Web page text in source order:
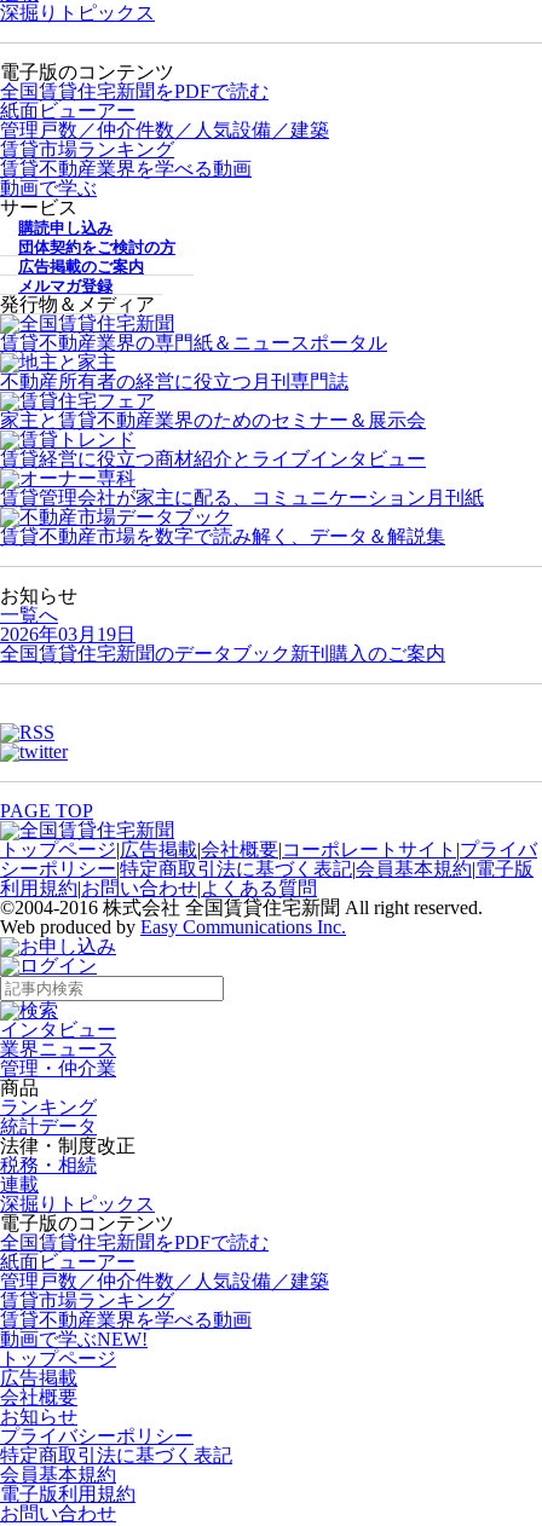
深掘りトピックス
電子版のコンテンツ
全国賃貸住宅新聞をPDFで読む
紙面ビューアー
管理戸数／仲介件数／人気設備／建築
賃貸市場ランキング
賃貸不動産業界を学べる動画
動画で学ぶ
サービス
購読申し込み
団体契約をご検討の方
広告掲載のご案内
メルマガ登録
発行物＆メディア
賃貸不動産業界の専門紙＆ニュースポータル
不動産所有者の経営に役立つ月刊専門誌
家主と賃貸不動産業界のためのセミナー＆展示会
賃貸経営に役立つ商材紹介とライブインタビュー
賃貸管理会社が家主に配る、コミュニケーション月刊紙
賃貸不動産市場を数字で読み解く、データ＆解説集
お知らせ
一覧へ
2026年03月19日
全国賃貸住宅新聞のデータブック新刊購入のご案内
PAGE TOP
トップページ|広告掲載|会社概要|コーポレートサイト |プライバ
シーポリシー|特定商取引法に基づく表記|会員基本規約|電子版
利用規約|お問い合わせ|よくある質問
©2004-2016 株式会社 全国賃貸住宅新聞 All right reserved.
Web produced by Easy Communications Inc.
インタビュー
業界ニュース
管理・仲介業
商品
ランキング
統計データ
法律・制度改正
税務・相続
連載
深掘りトピックス
電子版のコンテンツ
全国賃貸住宅新聞をPDFで読む
紙面ビューアー
管理戸数／仲介件数／人気設備／建築
賃貸市場ランキング
賃貸不動産業界を学べる動画
動画で学ぶNEW!
トップページ
広告掲載
会社概要
お知らせ
プライバシーポリシー
特定商取引法に基づく表記
会員基本規約
電子版利用規約
お問い合わせ